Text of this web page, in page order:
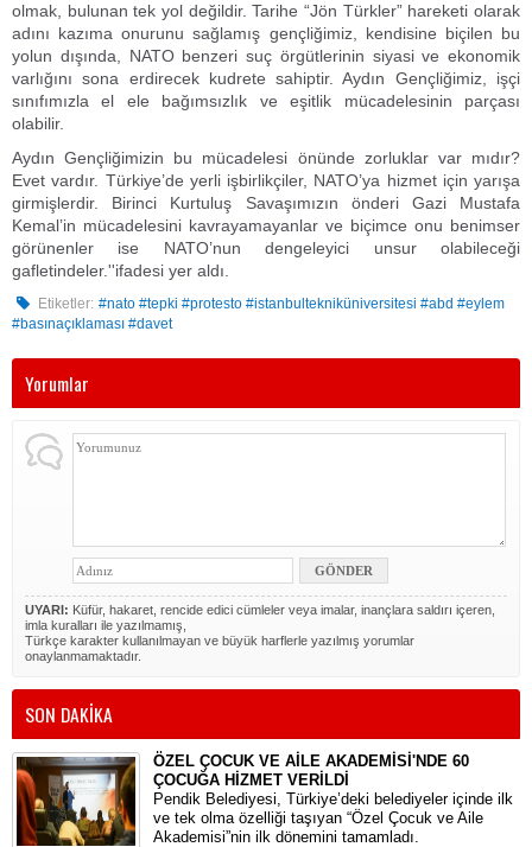
olmak, bulunan tek yol değildir. Tarihe “Jön Türkler” hareketi olarak
adını kazıma onurunu sağlamış gençliğimiz, kendisine biçilen bu
yolun dışında, NATO benzeri suç örgütlerinin siyasi ve ekonomik
varlığını sona erdirecek kudrete sahiptir. Aydın Gençliğimiz, işçi
sınıfımızla el ele bağımsızlık ve eşitlik mücadelesinin parçası
olabilir.
Aydın Gençliğimizin bu mücadelesi önünde zorluklar var mıdır?
Evet vardır. Türkiye’de yerli işbirlikçiler, NATO’ya hizmet için yarışa
girmişlerdir. Birinci Kurtuluş Savaşımızın önderi Gazi Mustafa
Kemal’in mücadelesini kavrayamayanlar ve biçimce onu benimser
görünenler ise NATO’nun dengeleyici unsur olabileceği
gafletindeler.''ifadesi yer aldı.
Etiketler: #nato #tepki #protesto #istanbultekniküniversitesi #abd #eylem
#basınaçıklaması #davet
Yorumlar
UYARI: Küfür, hakaret, rencide edici cümleler veya imalar, inançlara saldırı içeren,
imla kuralları ile yazılmamış,
Türkçe karakter kullanılmayan ve büyük harflerle yazılmış yorumlar
onaylanmamaktadır.
SON DAKİKA
ÖZEL ÇOCUK VE AİLE AKADEMİSİ'NDE 60
ÇOCUĞA HİZMET VERİLDİ
Pendik Belediyesi, Türkiye’deki belediyeler içinde ilk
ve tek olma özelliği taşıyan “Özel Çocuk ve Aile
Akademisi”nin ilk dönemini tamamladı.